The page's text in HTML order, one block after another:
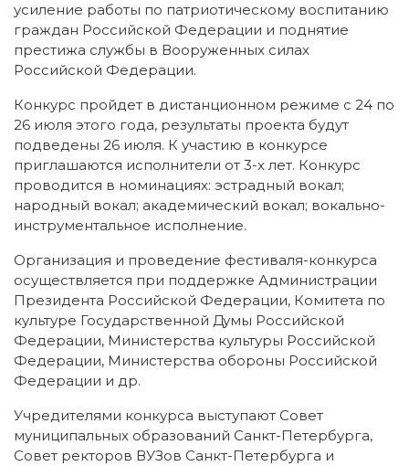
усиление работы по патриотическому воспитанию
граждан Российской Федерации и поднятие
престижа службы в Вооруженных силах
Российской Федерации.
Конкурс пройдет в дистанционном режиме с 24 по
26 июля этого года, результаты проекта будут
подведены 26 июля. К участию в конкурсе
приглашаются исполнители от 3-х лет. Конкурс
проводится в номинациях: эстрадный вокал;
народный вокал; академический вокал; вокально-
инструментальное исполнение.
Организация и проведение фестиваля-конкурса
осуществляется при поддержке Администрации
Президента Российской Федерации, Комитета по
культуре Государственной Думы Российской
Федерации, Министерства культуры Российской
Федерации, Министерства обороны Российской
Федерации и др.
Учредителями конкурса выступают Совет
муниципальных образований Санкт-Петербурга,
Совет ректоров ВУЗов Санкт-Петербурга и